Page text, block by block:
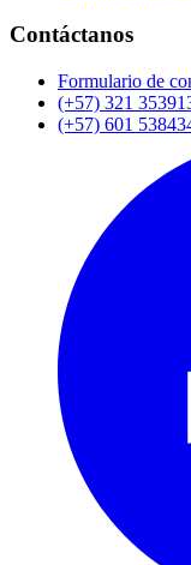
Contáctanos
Formulario de
(+57) 321
(+57) 601